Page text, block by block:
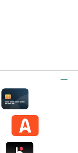
Alma by mollie
Credit card by mollie